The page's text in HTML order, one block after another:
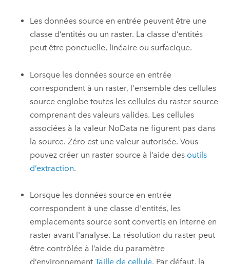
Les données source en entrée peuvent être une
classe d’entités ou un raster. La classe d’entités
peut être ponctuelle, linéaire ou surfacique.
Lorsque les données source en entrée
correspondent à un raster, l'ensemble des cellules
source englobe toutes les cellules du raster source
comprenant des valeurs valides. Les cellules
associées à la valeur NoData ne figurent pas dans
la source. Zéro est une valeur autorisée. Vous
pouvez créer un raster source à l’aide des outils
d’extraction.
Lorsque les données source en entrée
correspondent à une classe d'entités, les
emplacements source sont convertis en interne en
raster avant l'analyse. La résolution du raster peut
être contrôlée à l’aide du paramètre
d’environnementTaille de cellule. Par défaut, la